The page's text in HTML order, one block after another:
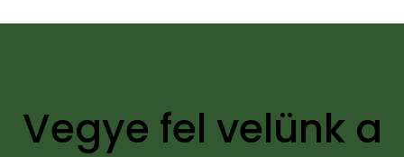
Vegye fel velünk a